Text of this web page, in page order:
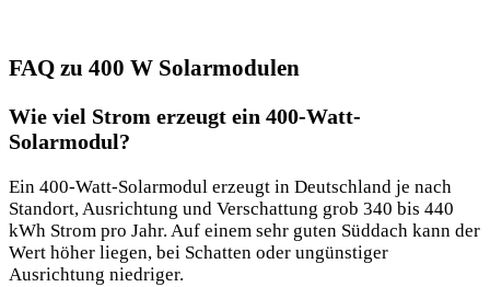
FAQ zu 400 W Solarmodulen
Wie viel Strom erzeugt ein 400-Watt-
Solarmodul?
Ein 400-Watt-Solarmodul erzeugt in Deutschland je nach
Standort, Ausrichtung und Verschattung grob 340 bis 440
kWh Strom pro Jahr. Auf einem sehr guten Süddach kann der
Wert höher liegen, bei Schatten oder ungünstiger
Ausrichtung niedriger.